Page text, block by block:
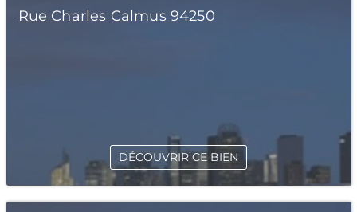
Rue Charles Calmus 94250
DÉCOUVRIR CE BIEN